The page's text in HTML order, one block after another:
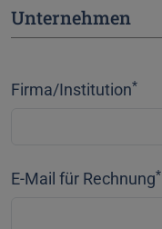
Unternehmen
Firma/Institution*
E-Mail für Rechnung*